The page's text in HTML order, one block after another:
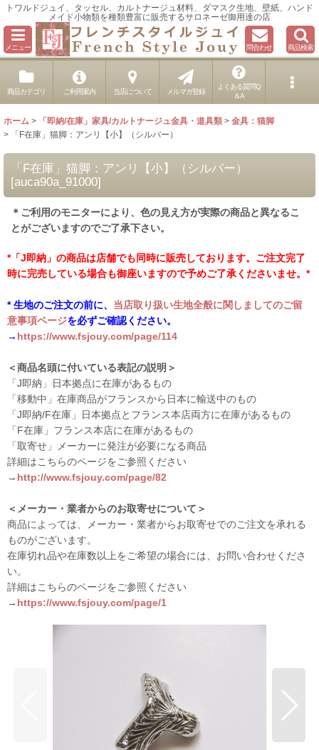
トワルドジュイ、タッセル、カルトナージュ材料、ダマスク生地、壁紙、ハンド
メイド小物類を種類豊富に販売するサロネーゼ御用達の店
メニュー 問合わせ 商品検索
商品カテゴリ ご利用案内 当店について メルマガ登録
よくある質問Q
＆A
ホーム > 「即納/在庫」家具/カルトナージュ金具・道具類 > 金具：猫脚
>
「F在庫」猫脚：アンリ【小】（シルバー）
「F在庫」猫脚：アンリ【小】（シルバー）
[auca90a_91000]
＊ご利用のモニターにより、色の見え方が実際の商品と異なるこ
とがございますのでご了承下さい。
*「J即納」の商品は店舗でも同時に販売しております。ご注文完了
時に完売している場合も御座いますので予めご了承くださいませ。*
* 生地のご注文の前に、 当店取り扱い生地全般に関しましてのご留
意事項ページを必ずご確認ください。
→ https://www.fsjouy.com/page/114
＜商品名頭に付いている表記の説明＞
「J即納」日本拠点に在庫があるもの
「移動中」在庫商品がフランスから日本に輸送中のもの
「J即納/F在庫」日本拠点とフランス本店両方に在庫があるもの
「F在庫」フランス本店に在庫があるもの
「取寄せ」メーカーに発注が必要になる商品
詳細はこちらのページをご参照ください
→ http://www.fsjouy.com/page/82
＜メーカー・業者からのお取寄せについて＞
商品によっては、メーカー・業者からお取寄せでのご注文を承れる
ものがございます。
在庫切れ品や在庫数以上をご希望の場合には、お問い合わせくださ
い。
詳細はこちらのページをご参照ください
→ https://www.fsjouy.com/page/1